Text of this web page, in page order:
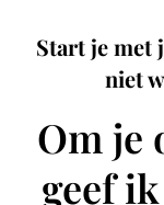
Start je met
niet
Om je
geef